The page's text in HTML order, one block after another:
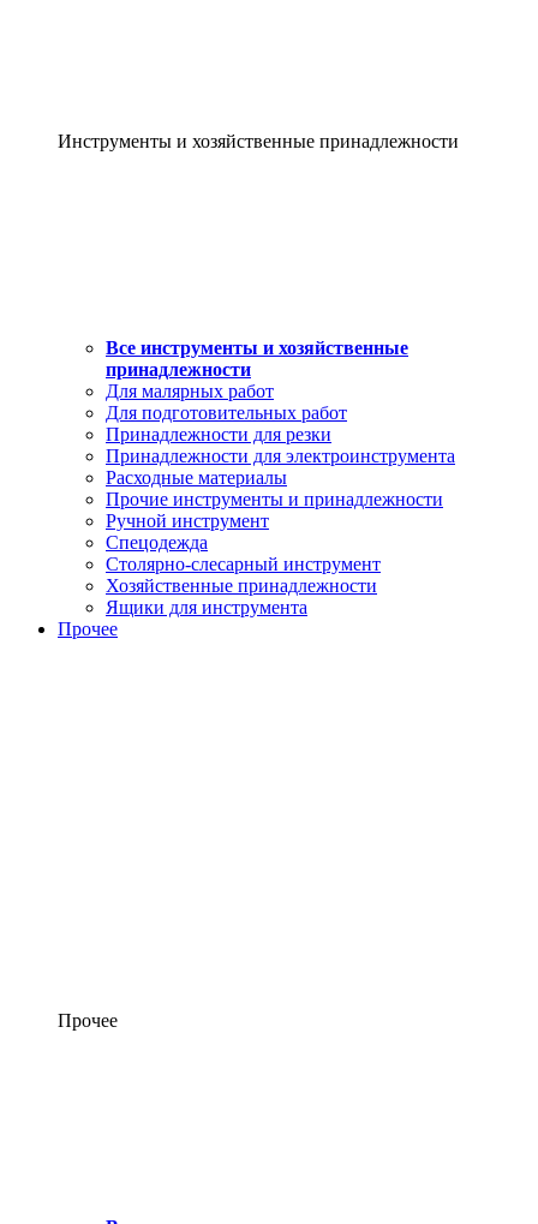
Инструменты и хозяйственные принадлежности
Все инструменты и хозяйственные
принадлежности
Для малярных работ
Для подготовительных работ
Принадлежности для резки
Принадлежности для электроинструмента
Расходные материалы
Прочие инструменты и принадлежности
Ручной инструмент
Спецодежда
Столярно-слесарный инструмент
Хозяйственные принадлежности
Ящики для инструмента
Прочее
Прочее